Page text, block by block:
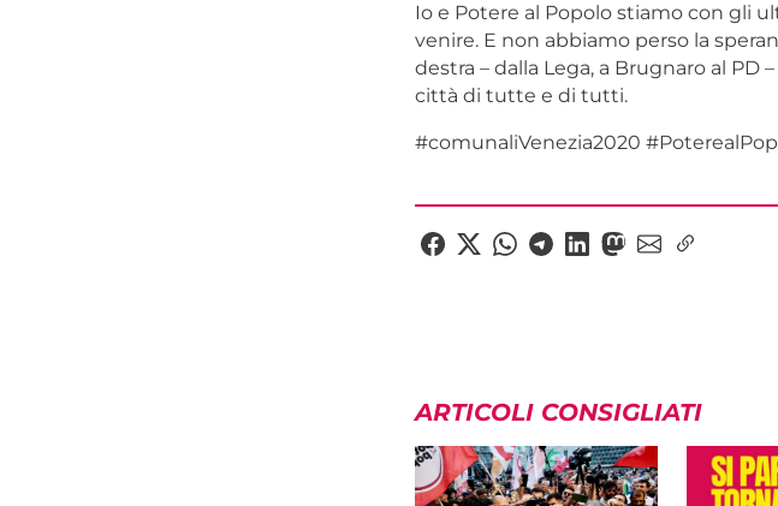
Io e Potere al Popolo stiamo con gli
venire. E non abbiamo perso la
destra – dalla Lega, a Brugnaro al
città di tutte e di tutti.
#comunaliVenezia2020
ARTICOLI CONSIGLIATI